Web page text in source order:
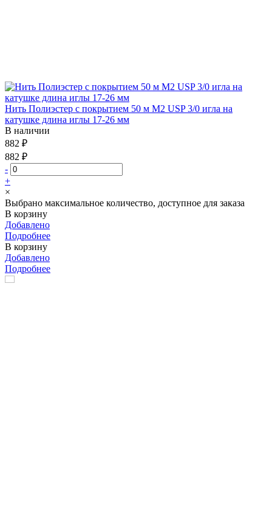
Нить Полиэстер с покрытием 50 м М2 USP 3/0 игла на
катушке длина иглы 17-26 мм
В наличии
882 ₽
882 ₽
-
+
×
Выбрано максимальное количество, доступное для заказа
В корзину
Добавлено
Подробнее
В корзину
Добавлено
Подробнее